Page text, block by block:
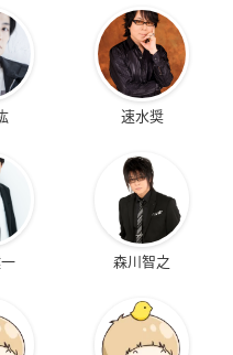
速水奨
森川智之